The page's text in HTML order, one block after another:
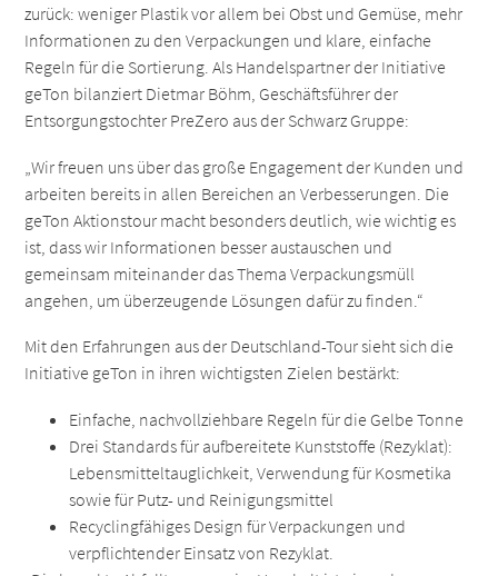
zurück: weniger Plastik vor allem bei Obst und Gemüse, mehr
Informationen zu den Verpackungen und klare, einfache
Regeln für die Sortierung. Als Handelspartner der Initiative
geTon bilanziert Dietmar Böhm, Geschäftsführer der
Entsorgungstochter PreZero aus der Schwarz Gruppe:
„Wir freuen uns über das große Engagement der Kunden und
arbeiten bereits in allen Bereichen an Verbesserungen. Die
geTon Aktionstour macht besonders deutlich, wie wichtig es
ist, dass wir Informationen besser austauschen und
gemeinsam miteinander das Thema Verpackungsmüll
angehen, um überzeugende Lösungen dafür zu finden.“
Mit den Erfahrungen aus der Deutschland-Tour sieht sich die
Initiative geTon in ihren wichtigsten Zielen bestärkt:
Einfache, nachvollziehbare Regeln für die Gelbe Tonne
Drei Standards für aufbereitete Kunststoffe (Rezyklat):
Lebensmitteltauglichkeit, Verwendung für Kosmetika
sowie für Putz- und Reinigungsmittel
Recyclingfähiges Design für Verpackungen und
verpflichtender Einsatz von Rezyklat.